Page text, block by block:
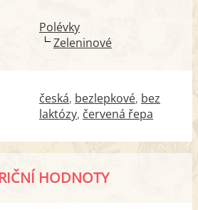
Polévky
Zeleninové
česká bezlepkové bez
laktózy červená řepa
HODNOTY